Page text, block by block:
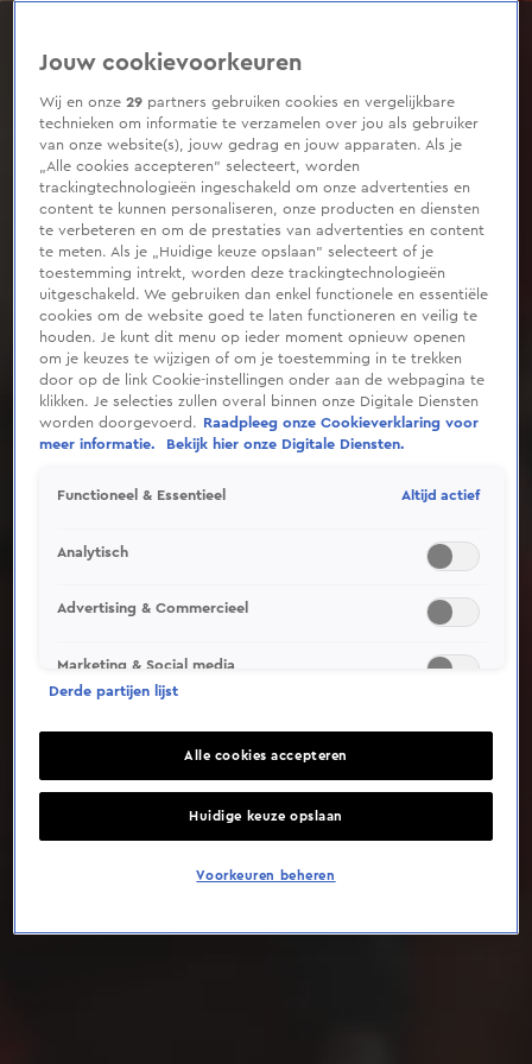
0
Deze video is niet beschikbaar op je huidige locatie
Jouw cookievoorkeuren
Wij en onze29 partners gebruiken cookies en vergelijkbare
technieken om informatie te verzamelen over jou als gebruiker
van onze website(s), jouw gedrag en jouw apparaten. Als je
„Alle cookies accepteren” selecteert, worden
trackingtechnologieën ingeschakeld om onze advertenties en
content te kunnen personaliseren, onze producten en diensten
te verbeteren en om de prestaties van advertenties en content
te meten. Als je „Huidige keuze opslaan” selecteert of je
toestemming intrekt, worden deze trackingtechnologieën
uitgeschakeld. We gebruiken dan enkel functionele en essentiële
cookies om de website goed te laten functioneren en veilig te
houden. Je kunt dit menu op ieder moment opnieuw openen
om je keuzes te wijzigen of om je toestemming in te trekken
door op de link Cookie-instellingen onder aan de webpagina te
klikken. Je selecties zullen overal binnen onze Digitale Diensten
worden doorgevoerd.
Raadpleeg onze Cookieverklaring voor
meer informatie.
Bekijk hier onze Digitale Diensten.
Functioneel & Essentieel Altijd actief
Analytisch
Advertising & Commercieel
Marketing & Social media
Derde partijen lijst
Alle cookies accepteren
Huidige keuze opslaan
Voorkeuren beheren